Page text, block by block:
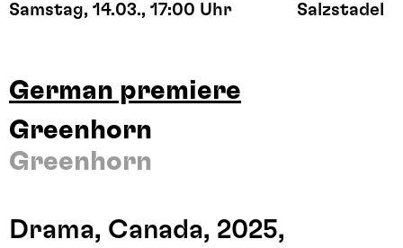
Samstag, 14.03., 17:00 Uhr
Salzstadel
German premiere
Greenhorn
Greenhorn
Drama, Canada, 2025,